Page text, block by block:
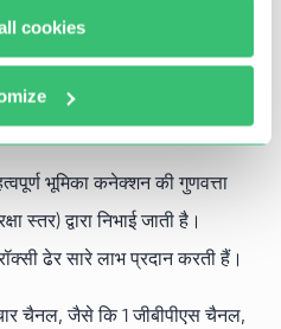
cookies
के लिए निजी प्रॉक्सी के
भूमिका कनेक्शन की गुणवत्ता
स्तर) द्वारा निभाई जाती है।
ढेर सारे लाभ प्रदान करती हैं।
चैनल, जैसे कि 1 जीबीपीएस चैनल,